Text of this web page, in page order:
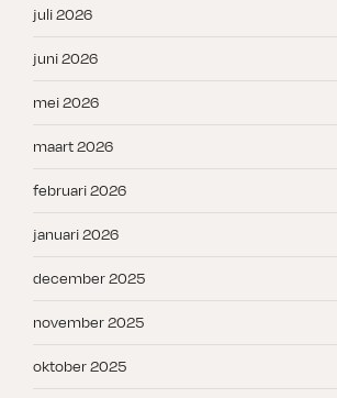
juli 2026
juni 2026
mei 2026
maart 2026
februari 2026
januari 2026
december 2025
november 2025
oktober 2025